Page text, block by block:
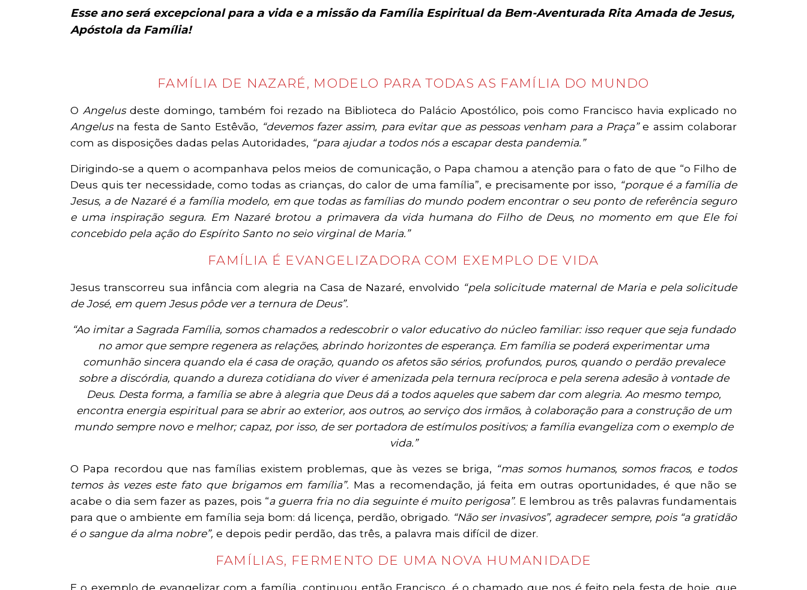
Esse ano será excepcional para a vida e a missão da Família Espiritual da Bem-Aventurada Rita Amada de Jesus,
Apóstola da Família!
FAMÍLIA DE NAZARÉ, MODELO PARA TODAS AS FAMÍLIA DO MUNDO
O Angelusdeste domingo, também foi rezado na Biblioteca do Palácio Apostólico, pois como Francisco havia explicado no
Angelus na festa de Santo Estêvão, “devemos fazer assim, para evitar que as pessoas venham para a Praça”e assim colaborar
com as disposições dadas pelas Autoridades, “para ajudar a todos nós a escapar desta pandemia.”
Dirigindo-se a quem o acompanhava pelos meios de comunicação, o Papa chamou a atenção para o fato de que “o Filho de
Deus quis ter necessidade, como todas as crianças, do calor de uma família”, e precisamente por isso, “porque é a família de
Jesus, a de Nazaré é a família modelo, em que todas as famílias do mundo podem encontrar o seu ponto de referência seguro
e uma inspiração segura. Em Nazaré brotou a primavera da vida humana do Filho de Deus, no momento em que Ele foi
concebido pela ação do Espírito Santo no seio virginal de Maria.”
FAMÍLIA É EVANGELIZADORA COM EXEMPLO DE VIDA
Jesus transcorreu sua infância com alegria na Casa de Nazaré, envolvido “pela solicitude maternal de Maria e pela solicitude
de José, em quem Jesus pôde ver a ternura de Deus”.
“Ao imitar a Sagrada Família, somos chamados a redescobrir o valor educativo do núcleo familiar: isso requer que seja fundado
no amor que sempre regenera as relações, abrindo horizontes de esperança. Em família se poderá experimentar uma
comunhão sincera quando ela é casa de oração, quando os afetos são sérios, profundos, puros, quando o perdão prevalece
sobre a discórdia, quando a dureza cotidiana do viver é amenizada pela ternura recíproca e pela serena adesão à vontade de
Deus. Desta forma, a família se abre à alegria que Deus dá a todos aqueles que sabem dar com alegria. Ao mesmo tempo,
encontra energia espiritual para se abrir ao exterior, aos outros, ao serviço dos irmãos, à colaboração para a construção de um
mundo sempre novo e melhor; capaz, por isso, de ser portadora de estímulos positivos; a família evangeliza com o exemplo de
vida.”
O Papa recordou que nas famílias existem problemas, que às vezes se briga, “mas somos humanos, somos fracos, e todos
temos às vezes este fato que brigamos em família”. Mas a recomendação, já feita em outras oportunidades, é que não se
acabe o dia sem fazer as pazes, pois “a guerra fria no dia seguinte é muito perigosa”. E lembrou as três palavras fundamentais
para que o ambiente em família seja bom: dá licença, perdão, obrigado. “Não ser invasivos”, agradecer sempre, pois “a gratidão
é o sangue da alma nobre”, e depois pedir perdão, das três, a palavra mais difícil de dizer.
FAMÍLIAS, FERMENTO DE UMA NOVA HUMANIDADE